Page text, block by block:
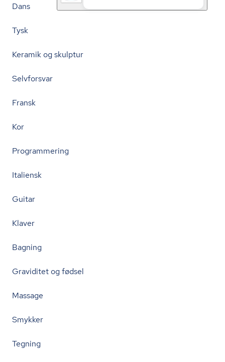
Dans
Tysk
Keramik og skulptur
Selvforsvar
Fransk
Kor
Programmering
Italiensk
Guitar
Klaver
Bagning
Graviditet og fødsel
Massage
Smykker
Tegning